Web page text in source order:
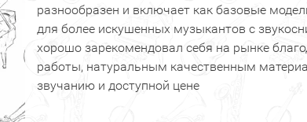
разнообразен и включает как базовые
для более искушенных музыкантов с
хорошо зарекомендовал себя на рынке
работы, натуральным качественным
звучанию и доступной цене